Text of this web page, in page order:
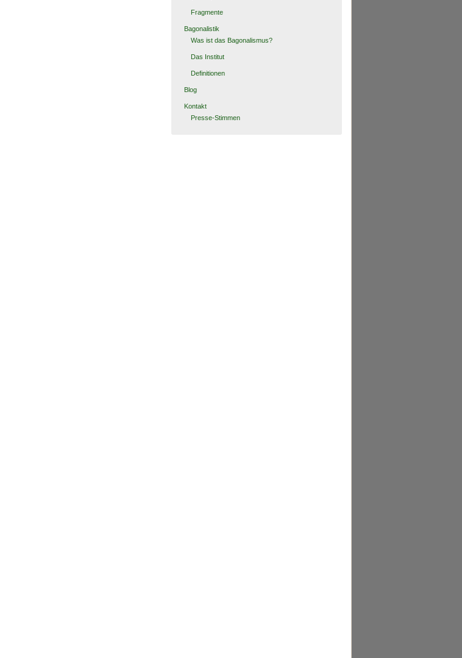
Fragmente
Bagonalistik
Was ist das Bagonalismus?
Das Institut
Definitionen
Blog
Kontakt
Presse-Stimmen